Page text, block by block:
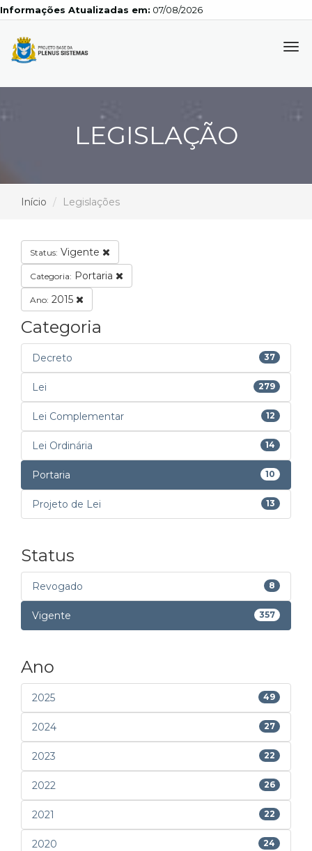
Atualizadas em: 07/08/2026
LEGISLAÇÃO
Início Legislações
Status: Vigente
Categoria: Portaria
Ano: 2015
Categoria
Decreto 37
Lei 279
Lei Complementar 12
Lei Ordinária 14
Portaria 10
Projeto de Lei 13
Status
Revogado 8
Vigente 357
Ano
2025 49
2024 27
2023 22
2022 26
2021 22
2020 24